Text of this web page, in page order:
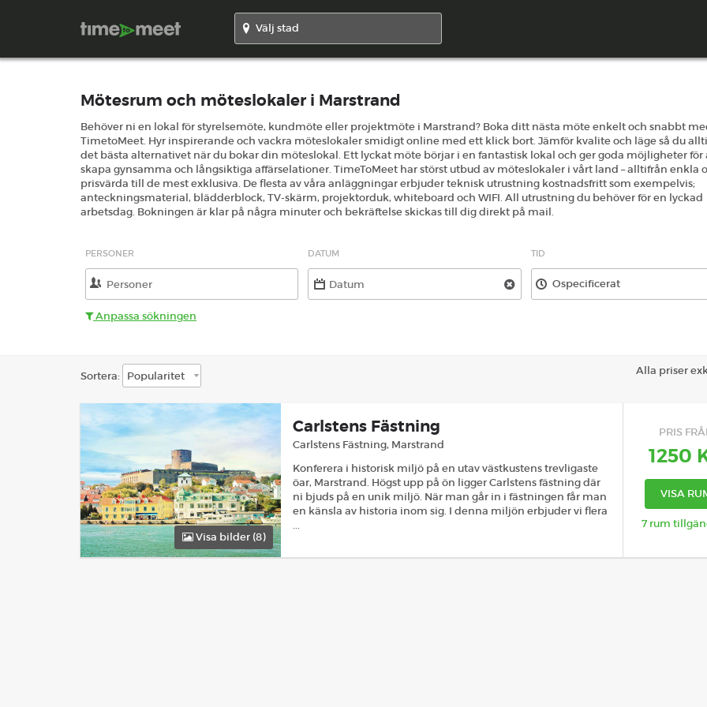
Mötesrum och möteslokaler i Marstrand
Behöver ni en lokal för styrelsemöte, kundmöte eller projektmöte i Marstrand? Boka ditt nästa möte enkelt och snabbt
TimetoMeet. Hyr inspirerande och vackra möteslokaler smidigt online med ett klick bort. Jämför kvalite och läge så du
det bästa alternativet när du bokar din möteslokal. Ett lyckat möte börjar i en fantastisk lokal och ger goda möjligheter för
skapa gynsamma och långsiktiga affärselationer. TimeToMeet har störst utbud av möteslokaler i vårt land – alltifrån enkla
prisvärda till de mest exklusiva. De flesta av våra anläggningar erbjuder teknisk utrustning kostnadsfritt som exempelvis;
anteckningsmaterial, blädderblock, TV-skärm, projektorduk, whiteboard och WIFI. All utrustning du behöver för en lyckad
arbetsdag. Bokningen är klar på några minuter och bekräftelse skickas till dig direkt på mail.
PERSONER DATUM TID
Anpassa sökningen
Sortera: Alla priser
Visa bilder (8)
Carlstens Fästning
Carlstens Fästning, Marstrand
Konferera i historisk miljö på en utav västkustens trevligaste
öar, Marstrand. Högst upp på ön ligger Carlstens fästning där
ni bjuds på en unik miljö. När man går in i fästningen får man
en känsla av historia inom sig. I denna miljön erbjuder vi flera
...
PRIS
1250
VISA
7 rum